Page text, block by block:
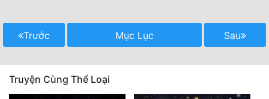
Trước Mục Lục Sau
Truyện Cùng Thể Loại